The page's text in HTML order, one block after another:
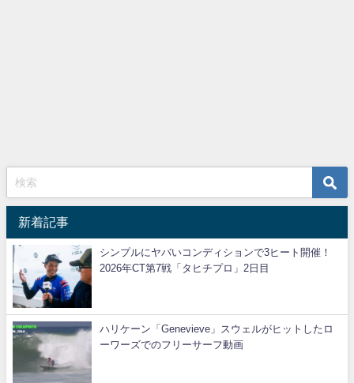
新着記事
シンプルにヤバいコンディションで3ヒート開催！
2026年CT第7戦「タヒチプロ」2日目
ハリケーン「Genevieve」スウェルがヒットしたロ
ーワーズでのフリーサーフ動画